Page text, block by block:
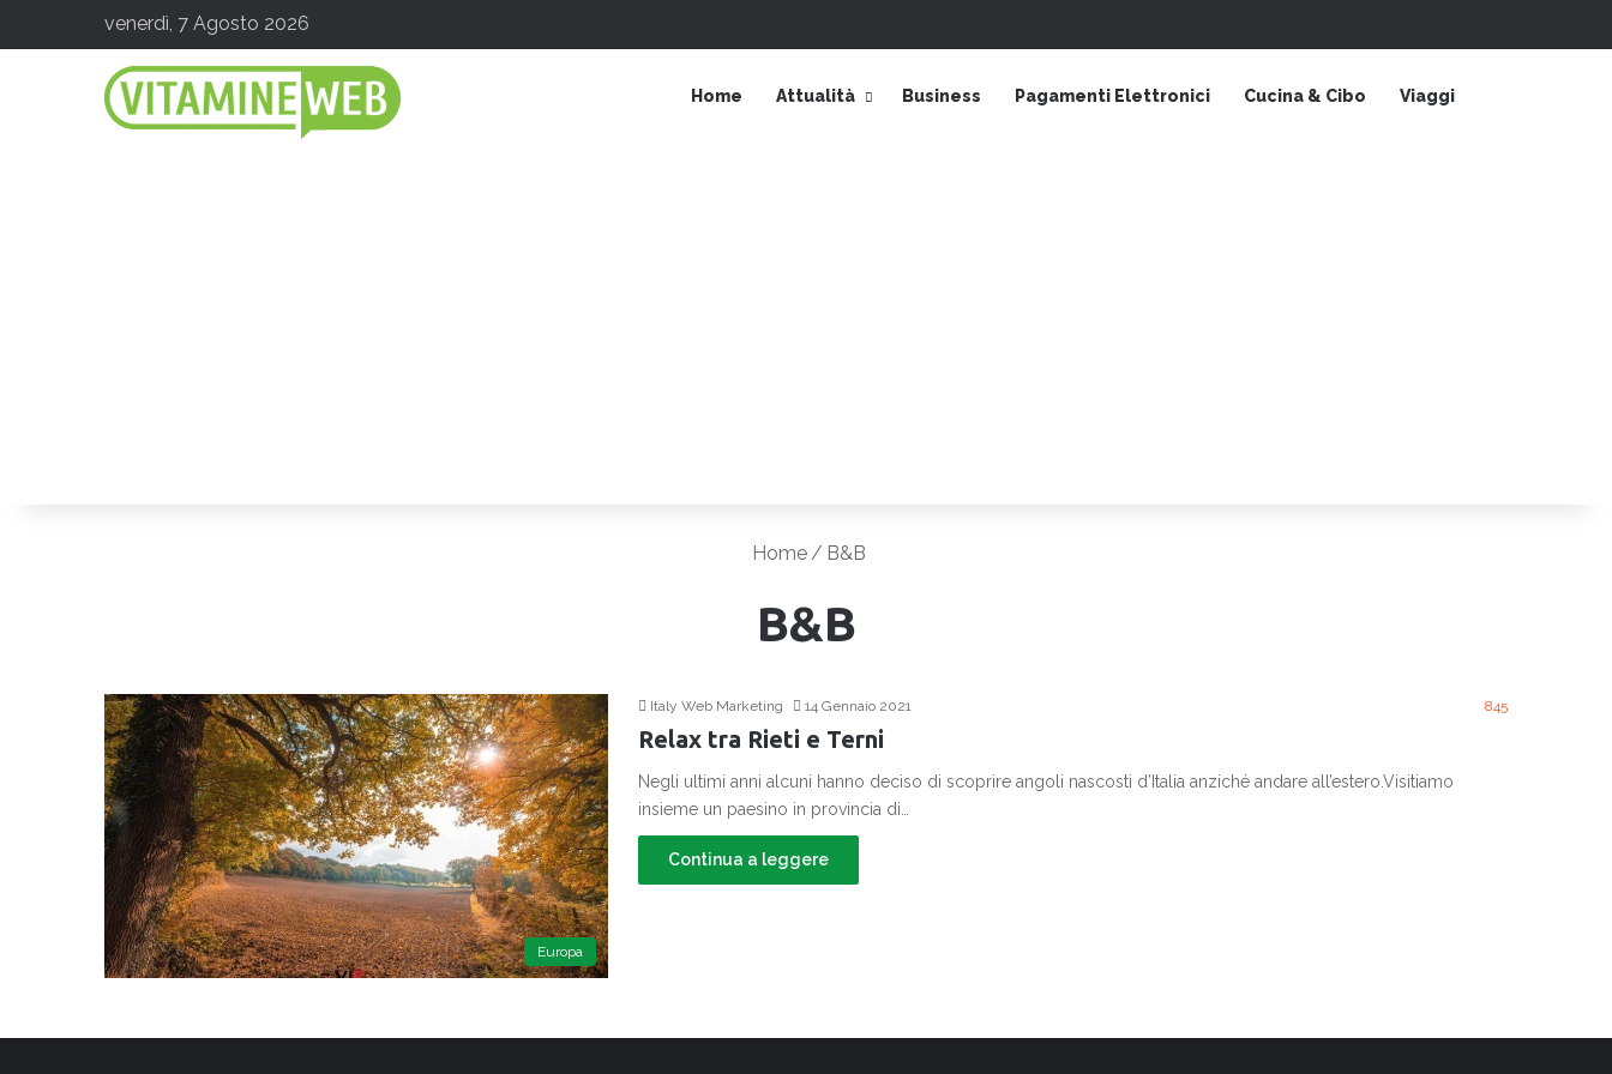
venerdì, 7 Agosto 2026
Home Attualità Business Pagamenti Elettronici Cucina & Cibo Viaggi
Home/ B&B
B&B
Europa
Italy Web Marketing 14 Gennaio 2021 845
Relax tra Rieti e Terni
Negli ultimi anni alcuni hanno deciso di scoprire angoli nascosti d’Italia anziché andare all’estero.Visitiamo
insieme un paesino in provincia di…
Continua a leggere